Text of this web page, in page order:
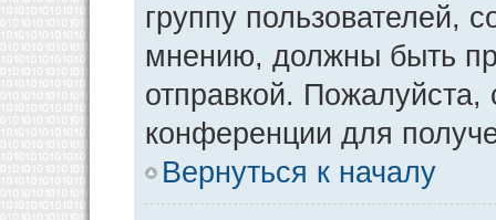
группу пользователей,
мнению, должны быть
отправкой.
конференции для
Вернуться к началу